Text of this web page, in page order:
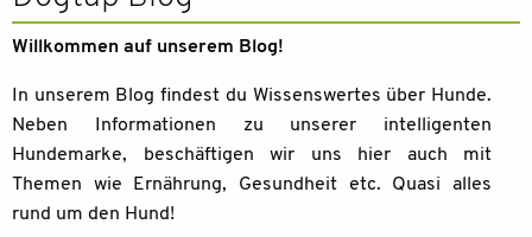
Willkommen auf unserem Blog!
In unserem Blog findest du Wissenswertes über Hunde.
Neben Informationen zu unserer intelligenten
Hundemarke, beschäftigen wir uns hier auch mit
Themen wie Ernährung, Gesundheit etc. Quasi alles
rund um den Hund!